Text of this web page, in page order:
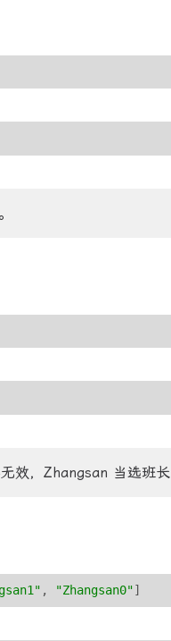
效，Zhangsan 当选班
, "Zhangsan0"]